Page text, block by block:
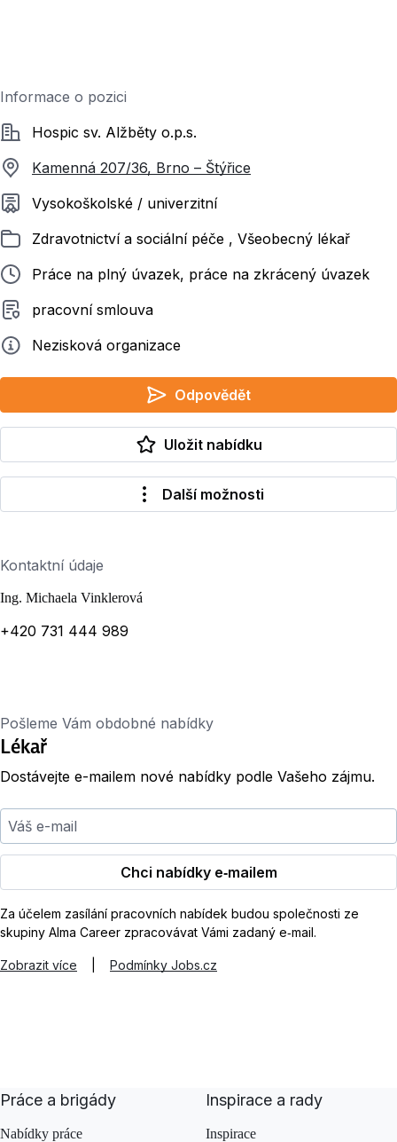
Informace o pozici
SpolečnostHospic sv. Alžběty o.p.s.
Kamenná 207/36, Brno – Štýřice
Požadované vzdělání
Vysokoškolské / univerzitní
ZařazenoZdravotnictví a sociální péče , Všeobecný lékař
Typ pracovního poměru
Práce na plný úvazek, práce na zkrácený úvazek
Typ smluvního vztahu
pracovní smlouva
ZadavatelNezisková organizace
Odpovědět
Uložit nabídku
Další možnosti
Kontaktní údaje
Ing. Michaela Vinklerová
+420 731 444 989
Pošleme Vám obdobné nabídky
Lékař
Dostávejte e-mailem nové nabídky podle Vašeho zájmu.
Váš e-mail
Chci nabídky e‑mailem
Za účelem zasílání pracovních nabídek budou společnosti ze
skupiny Alma Career zpracovávat Vámi zadaný e‑mail.
Zobrazit více Podmínky Jobs.cz
Práce a brigády
Nabídky práce
Inspirace a rady
Inspirace